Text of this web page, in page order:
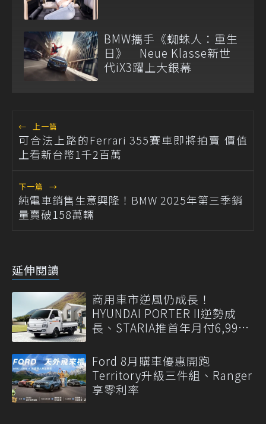
BMW攜手《蜘蛛人：重生
日》 Neue Klasse新世
代iX3躍上大銀幕
← 上一篇
可合法上路的Ferrari 355賽車即將拍賣 價值
上看新台幣1千2百萬
下一篇 →
純電車銷售生意興隆！BMW 2025年第三季銷
量賣破158萬輛
延伸閱讀
商用車市逆風仍成長！
HYUNDAI PORTER II逆勢成
長、STARIA推首年月付6,999
Ford 8月購車優惠開跑
Territory升級三件組、Ranger
享零利率